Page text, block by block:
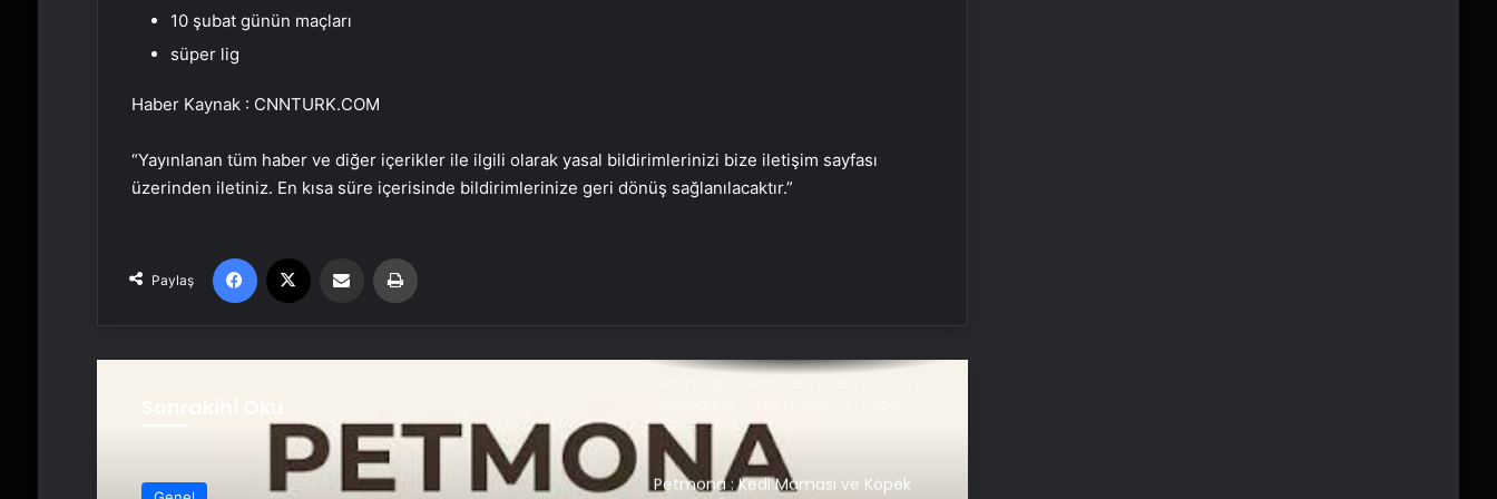
10 şubat günün maçları
süper lig
Haber Kaynak : CNNTURK.COM
“Yayınlanan tüm haber ve diğer içerikler ile ilgili olarak yasal bildirimlerinizi bize iletişim sayfası
üzerinden iletiniz. En kısa süre içerisinde bildirimlerinize geri dönüş sağlanılacaktır.”
Paylaş
Facebook Email'den paylaş
Umre Ne Kadar
Ücret ve Kesintisiz Burs
Petmona : Kedi Maması ve Köpek